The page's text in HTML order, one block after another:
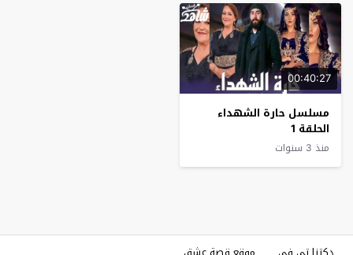
00:40:27
مسلسل حارة الشهداء
الحلقة 1
منذ 3 سنوات